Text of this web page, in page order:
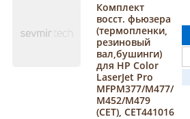
Комплект
восст. фьюзера
(термопленки,
резиновый
вал,бушинги)
для HP Color
LaserJet Pro
MFPM377/M477/
M452/M479
(CET), CET441016